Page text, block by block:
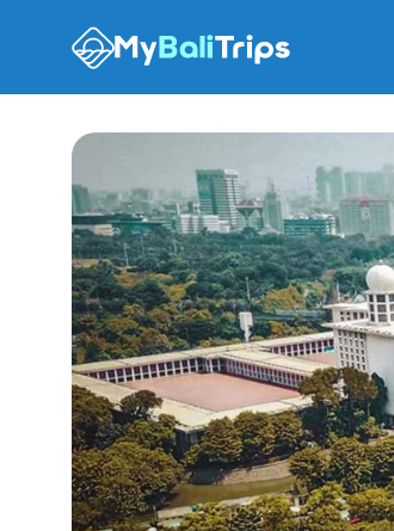
Опции тураЧто ожидать